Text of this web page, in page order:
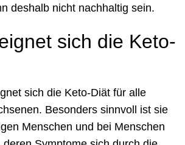
deshalb nicht nachhaltig sein.
sich die Keto-
sich die Keto-Diät für alle
Besonders sinnvoll ist sie
Menschen und bei Menschen